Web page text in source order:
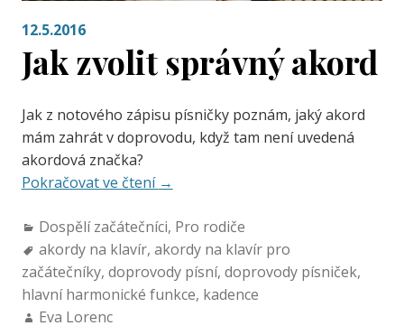
12.5.2016
Jak zvolit správný akord
Jak z notového zápisu písničky poznám, jaký akord
mám zahrát v doprovodu, když tam není uvedená
akordová značka?
Pokračovat ve čtení →
Dospělí začátečníci, Pro rodiče
akordy na klavír, akordy na klavír pro
začátečníky, doprovody písní, doprovody písniček,
hlavní harmonické funkce, kadence
Eva Lorenc